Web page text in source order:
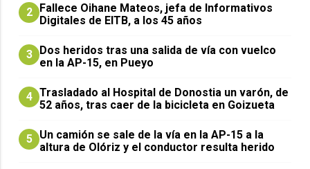
2 Fallece Oihane Mateos, jefa de Informativos
Digitales de EITB, a los 45 años
3 Dos heridos tras una salida de vía con vuelco
en la AP-15, en Pueyo
4 Trasladado al Hospital de Donostia un varón, de
52 años, tras caer de la bicicleta en Goizueta
5 Un camión se sale de la vía en la AP-15 a la
altura de Olóriz y el conductor resulta herido